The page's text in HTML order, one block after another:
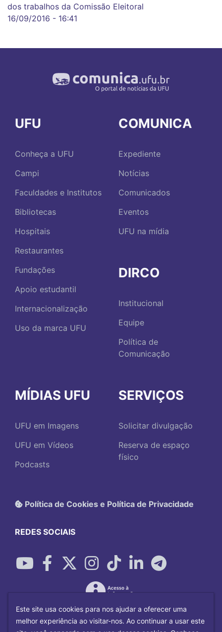
dos trabalhos da Comissão Eleitoral
16/09/2016 - 16:41
UFU
Conheça a UFU
Campi
Faculdades e Institutos
Bibliotecas
Hospitais
Restaurantes
Fundações
Apoio estudantil
Internacionalização
Uso da marca UFU
COMUNICA
Expediente
Notícias
Comunicados
Eventos
UFU na mídia
DIRCO
Institucional
Equipe
Política de
Comunicação
MÍDIAS UFU
UFU em Imagens
UFU em Vídeos
Podcasts
SERVIÇOS
Solicitar divulgação
Reserva de espaço
físico
Política de Cookies e Política de Privacidade
REDES SOCIAIS
Este site usa cookies para nos ajudar a oferecer uma
melhor experiência ao visitar-nos. Ao continuar a usar este